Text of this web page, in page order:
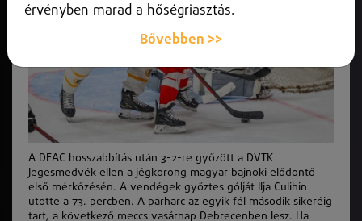
A DEAC hosszabbítás után 3-2-re győzött a DVTK
Jegesmedvék ellen a jégkorong magyar bajnoki elődöntő
első mérkőzésén. A vendégek győztes gólját Ilja Culihin
ütötte a 73. percben. A párharc az egyik fél második sikeréig
tart, a következő meccs vasárnap Debrecenben lesz. Ha
érvényben marad a hőségriasztás.
Bővebben >>